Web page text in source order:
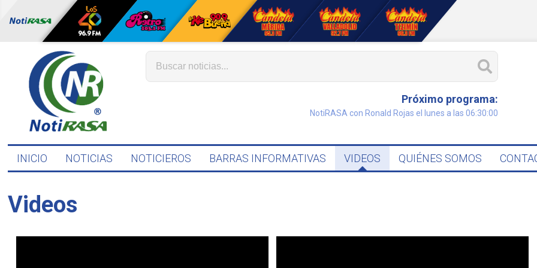
Próximo programa:
NotiRASA con Ronald Rojas el lunes a las 06:30:00
INICIO NOTICIAS NOTICIEROS BARRAS INFORMATIVAS VIDEOS QUIÉNES SOMOS
Videos